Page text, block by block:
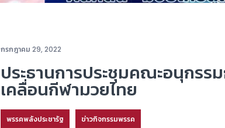
กรกฎาคม 29, 2022
ประธานการประชุมคณะอนุกรร
เคลื่อนกีฬามวยไทย
พรรคพลังประชารัฐ ข่าวกิจกรรมพรรค